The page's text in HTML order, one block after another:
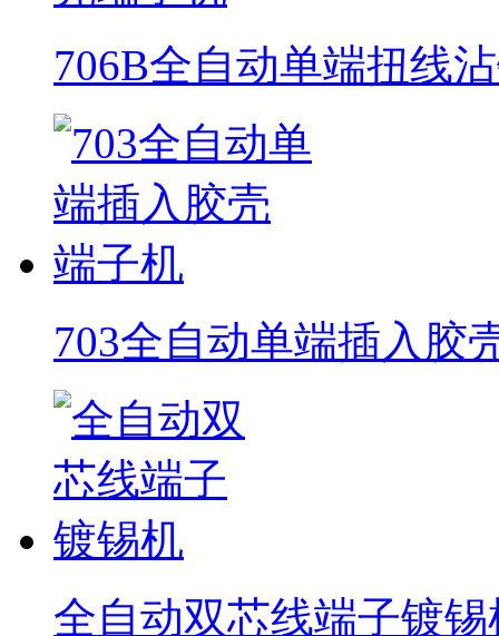
706B全自动单端扭线
703全自动单端插入胶
全自动双芯线端子镀锡